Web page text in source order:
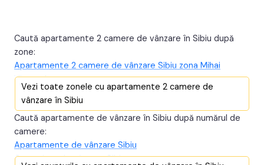
Caută apartamente 2 camere de vânzare în Sibiu după
zone:
Apartamente 2 camere de vânzare Sibiu zona Mihai
Viteazul
Apartamente 2 camere de vânzare Sibiu zona Doamna
Stanca
Apartamente 2 camere de vânzare Sibiu zona Calea
Cisnadiei - Arhitectilor
Apartamente 2 camere de vânzare Sibiu zona Selimbar
Apartamente 2 camere de vânzare în Sibiu zona Rahovei
Vezi toate zonele cu apartamente 2 camere de
vânzare în Sibiu
Caută apartamente de vânzare în Sibiu după numărul de
camere:
Apartamente de vânzare Sibiu
Garsoniere de vânzare Sibiu